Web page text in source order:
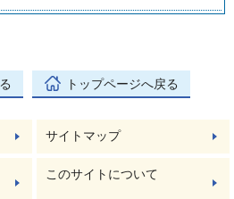
トップページへ戻る
サイトマップ
このサイトについて